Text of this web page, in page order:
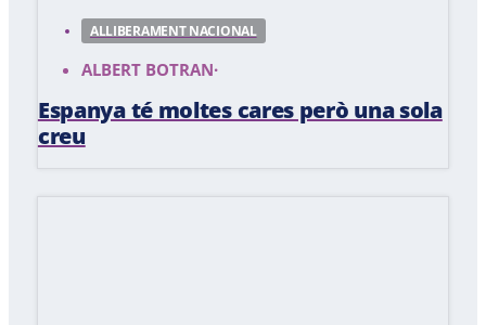
ALLIBERAMENT NACIONAL
ALBERT BOTRAN·
Espanya té moltes cares però una sola
creu